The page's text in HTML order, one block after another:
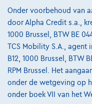
Onder voorbehoud van
door Alpha Credit s.a.,
1000 Brussel, BTW BE
TCS Mobility S.A., agent
B12, 1000 Brussel, BTW
RPM Brussel. Het
onder de wetgeving op
onder boek VII van het
@2024 TCS Mobility SA/
Algemene Voorwaarden
Bijstandsvoorwaarden
Privacyverklaring